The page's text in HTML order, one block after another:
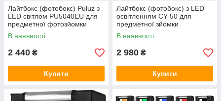
Лайтбокс (фотобокс) Puluz з
LED світлом PU5040EU для
предметної фотозйомки
(макрозйомки) 40 х 40 х 40
В наявності
2 440 ₴
Купити
Лайтбокс (фотобокс) з LED
освітленням CY-50 для
предметної зйомки
(макрозйомки) 50 х 50 х 50
В наявності
2 980 ₴
Купити